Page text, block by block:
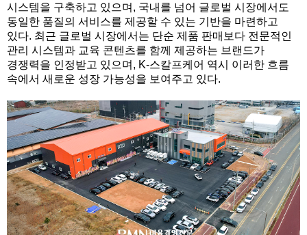
시스템을 구축하고 있으며, 국내를 넘어 글로벌 시장에서도
동일한 품질의 서비스를 제공할 수 있는 기반을 마련하고
있다. 최근 글로벌 시장에서는 단순 제품 판매보다 전문적인
관리 시스템과 교육 콘텐츠를 함께 제공하는 브랜드가
경쟁력을 인정받고 있으며, K-스칼프케어 역시 이러한 흐름
속에서 새로운 성장 가능성을 보여주고 있다.